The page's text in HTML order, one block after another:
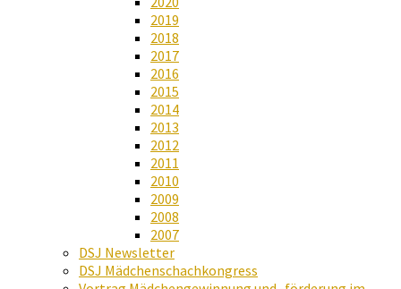
2019
2018
2017
2016
2015
2014
2013
2012
2011
2010
2009
2008
2007
DSJ Newsletter
DSJ Mädchenschachkongress